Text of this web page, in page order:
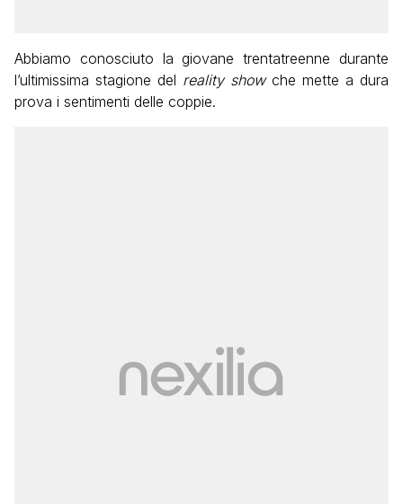
Abbiamo conosciuto la giovane trentatreenne durante
l’ultimissima stagione del reality showche mette a dura
prova i sentimenti delle coppie.